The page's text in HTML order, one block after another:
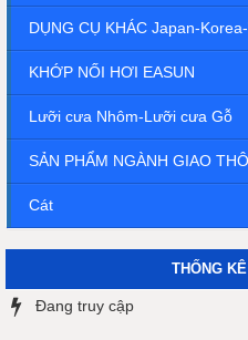
DỤNG CỤ KHÁC Japan-
KHỚP NỐI HƠI EASUN
Lưỡi cưa Nhôm-Lưỡi cưa Gỗ
SẢN PHẨM NGÀNH GIAO
Cát
THỐNG
Đang truy cập